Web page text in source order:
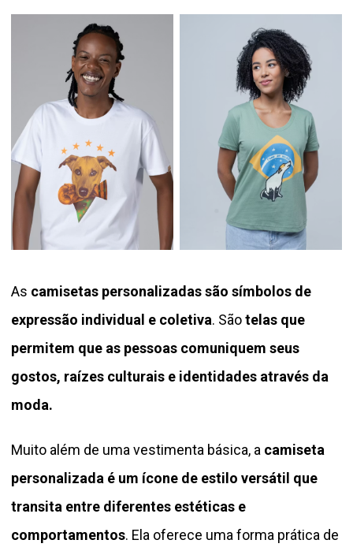
As camisetas personalizadas são símbolos de
expressão individual e coletiva. Sãotelas que
permitem que as pessoas comuniquem seus
gostos, raízes culturais e identidades através da
moda.
Muito além de uma vestimenta básica, a camiseta
personalizada é um ícone de estilo versátil que
transita entre diferentes estéticas e
comportamentos. Ela oferece uma forma prática de